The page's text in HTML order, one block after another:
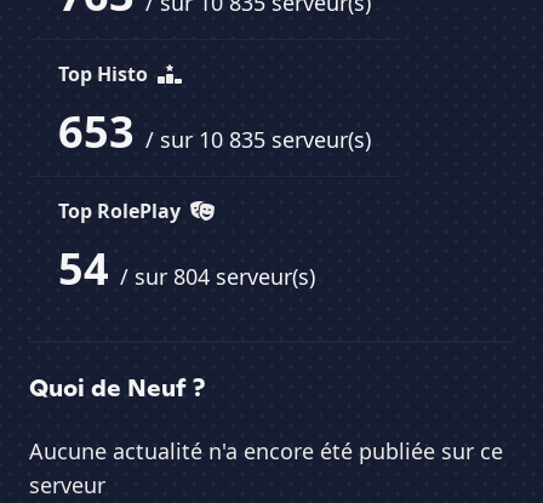
Top Histo
653 / sur 10 835 serveur(s)
Top RolePlay
54 / sur 804 serveur(s)
Quoi de Neuf ?
Aucune actualité n'a encore été publiée sur ce
serveur